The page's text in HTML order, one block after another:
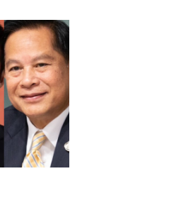
า สมัยก่อน